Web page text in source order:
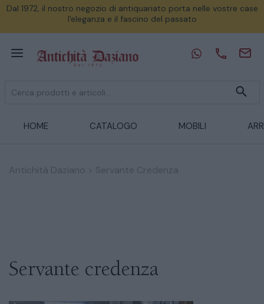
Dal 1972, il nostro negozio di antiquariato porta nelle vostre case
l'eleganza e il fascino del passato
HOME CATALOGO MOBILI
Antichità Daziano Servante Credenza
Servante credenza